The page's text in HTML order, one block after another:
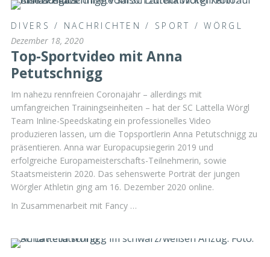
DIVERS / NACHRICHTEN / SPORT /WÖRGL
Dezember 18, 2020
Top-Sportvideo mit Anna
Petutschnigg
Im nahezu rennfreien Coronajahr – allerdings mit
umfangreichen Trainingseinheiten – hat der SC Lattella Wörgl
Team Inline-Speedskating ein professionelles Video
produzieren lassen, um die Topsportlerin Anna Petutschnigg zu
präsentieren. Anna war Europacupsiegerin 2019 und
erfolgreiche Europameisterschafts-Teilnehmerin, sowie
Staatsmeisterin 2020. Das sehenswerte Porträt der jungen
Wörgler Athletin ging am 16. Dezember 2020 online.
In Zusammenarbeit mit Fancy …